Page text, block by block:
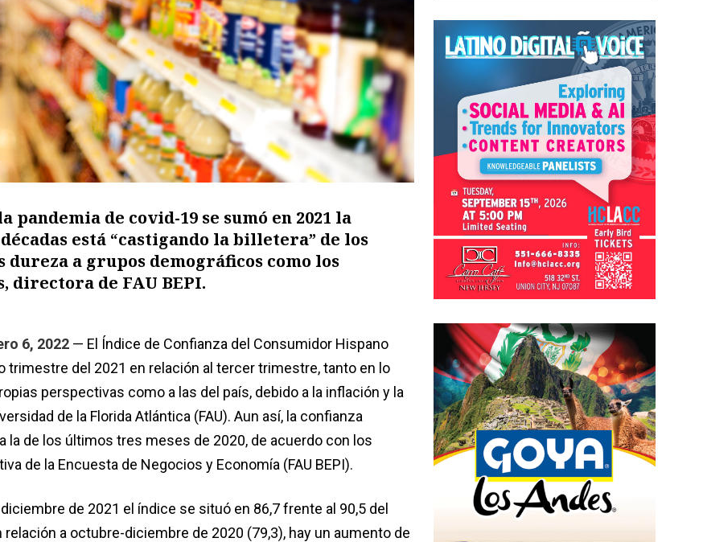
de covid-19 se sumó en 2021 la
está “castigando la billetera” de los
dureza a grupos demográficos como los
directora de FAU BEPI.
6, 2022— El Índice de Confianza del Consumidor Hispano
trimestre del 2021 en relación al tercer trimestre, tanto en lo
perspectivas como a las del país, debido a la inflación y la
de la Florida Atlántica (FAU). Aun así, la confianza
la de los últimos tres meses de 2020, de acuerdo con los
de la Encuesta de Negocios y Economía (FAU BEPI).
de 2021 el índice se situó en 86,7 frente al 90,5 del
a octubre-diciembre de 2020 (79,3), hay un aumento de